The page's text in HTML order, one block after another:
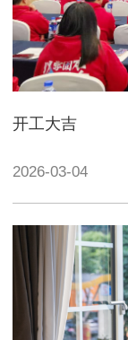
开工大吉
2026-03-04